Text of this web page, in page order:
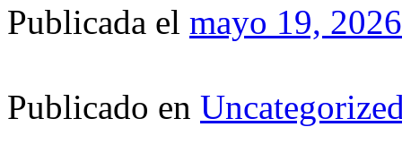
Publicada el mayo 19, 2026
Publicado en